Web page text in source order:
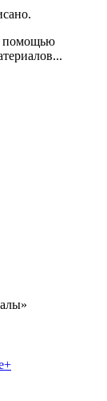
помощью